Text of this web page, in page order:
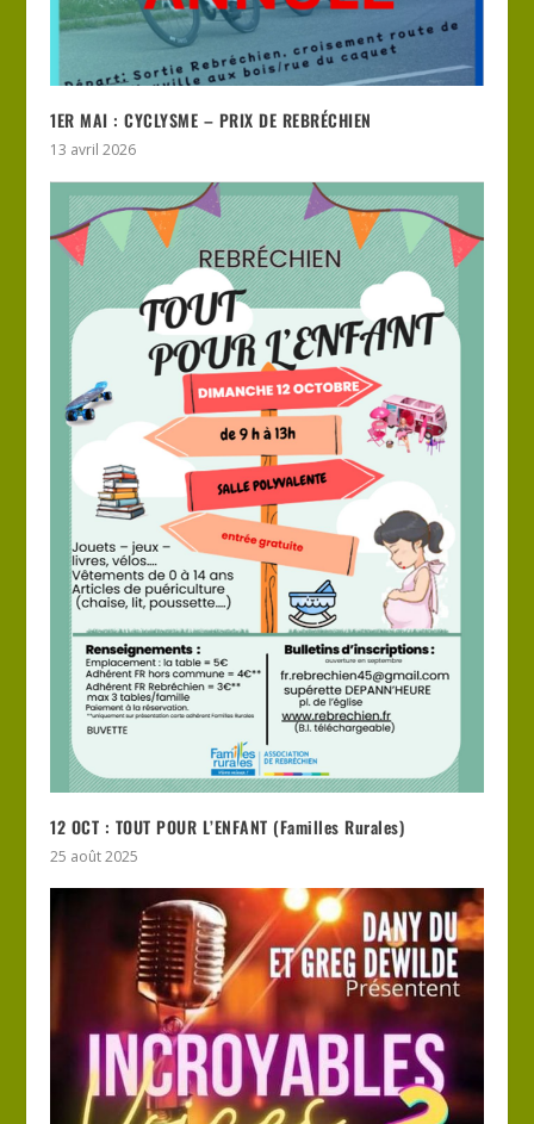
1ER MAI : CYCLYSME – PRIX DE REBRÉCHIEN
13 avril 2026
12 OCT : TOUT POUR L’ENFANT (Familles Rurales)
25 août 2025